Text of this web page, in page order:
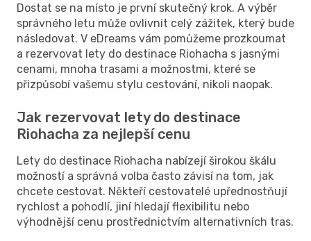
Dostat se na místo je první skutečný krok. A výběr
správného letu může ovlivnit celý zážitek, který bude
následovat. V eDreams vám pomůžeme prozkoumat
a rezervovat lety do destinace Riohacha s jasnými
cenami, mnoha trasami a možnostmi, které se
přizpůsobí vašemu stylu cestování, nikoli naopak.
Jak rezervovat lety do destinace
Riohacha za nejlepší cenu
Lety do destinace Riohacha nabízejí širokou škálu
možností a správná volba často závisí na tom, jak
chcete cestovat. Někteří cestovatelé upřednostňují
rychlost a pohodlí, jiní hledají flexibilitu nebo
výhodnější cenu prostřednictvím alternativních tras.